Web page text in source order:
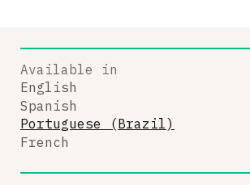
Available in
English
Spanish
Portuguese (Brazil)
French